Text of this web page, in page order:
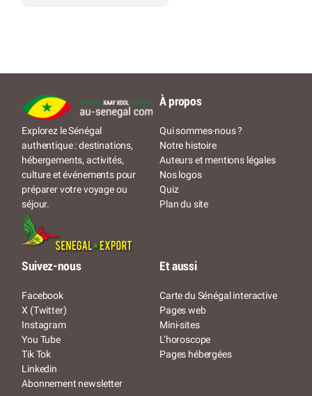
Explorez le Sénégal
authentique : destinations,
hébergements, activités,
culture et événements pour
préparer votre voyage ou
séjour.
À propos
Qui sommes-nous ?
Notre histoire
Auteurs et mentions légales
Nos logos
Quiz
Plan du site
Suivez-nous
Facebook
X (Twitter)
Instagram
You Tube
Tik Tok
Linkedin
Abonnement newsletter
Et aussi
Carte du Sénégal interactive
Pages web
Mini-sites
L’horoscope
Pages hébergées